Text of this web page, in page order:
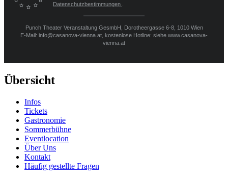
Datenschutzbestimmungen
Punch Theater Veranstaltung GesmbH, Dorotheergasse 6-8, 1010 Wien
E-Mail: info@casanova-vienna.at, kostenlose Hotline: siehe www.casanova-
vienna.at
Übersicht
Infos
Tickets
Gastronomie
Sommerbühne
Eventlocation
Über Uns
Kontakt
Häufig gestellte Fragen